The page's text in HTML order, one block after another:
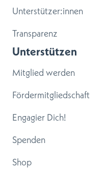
Unterstützer:innen
Transparenz
Unterstützen
Mitglied werden
Fördermitgliedschaft
Engagier Dich!
Spenden
Shop